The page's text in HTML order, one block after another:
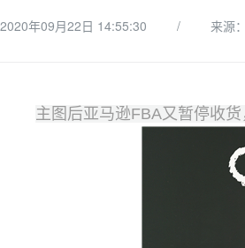
2020年09月22日 14:55:30 / 来源
主图后亚马逊FBA又暂停收